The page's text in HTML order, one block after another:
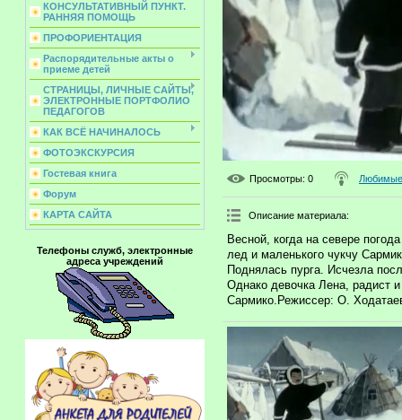
КОНСУЛЬТАТИВНЫЙ ПУНКТ.
РАННЯЯ ПОМОЩЬ
ПРОФОРИЕНТАЦИЯ
Распорядительные акты о
приеме детей
СТРАНИЦЫ, ЛИЧНЫЕ САЙТЫ,
ЭЛЕКТРОННЫЕ ПОРТФОЛИО
ПЕДАГОГОВ
КАК ВСЁ НАЧИНАЛОСЬ
ФОТОЭКСКУРСИЯ
Гостевая книга
Форум
КАРТА САЙТА
Телефоны служб, электронные
адреса учреждений
Просмотры: 0 Любимые
Описание материала:
Весной, когда на севере
лед и маленького чукчу
Поднялась пурга. Исчезла
Однако девочка Лена, радист
Сармико.Режиссер: О.